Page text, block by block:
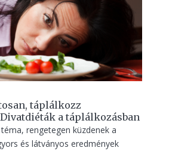
táplálkozz
Divatdiéták a táplálkozásban
rengetegen küzdenek a
és látványos eredmények